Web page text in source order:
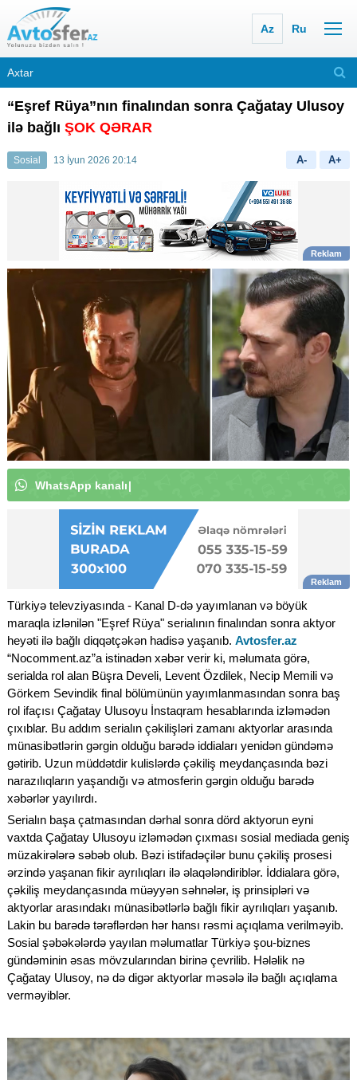
Az Ru
“Eşref Rüya”nın finalından sonra Çağatay Ulusoy
ilə bağlı ŞOK QƏRAR
Sosial 13 İyun 2026 20:14 A- A+
WhatsApp kanalım
Türkiyə televziyasında - Kanal D-də yayımlanan və böyük
maraqla izlənilən "Eşref Rüya" serialının finalından sonra aktyor
heyəti ilə bağlı diqqətçəkən hadisə yaşanıb. Avtosfer.az
“Nocomment.az”a istinadən xəbər verir ki, məlumata görə,
serialda rol alan Büşra Develi, Levent Özdilek, Necip Memili və
Görkem Sevindik final bölümünün yayımlanmasından sonra baş
rol ifaçısı Çağatay Ulusoyu İnstaqram hesablarında izləmədən
çıxıblar. Bu addım serialın çəkilişləri zamanı aktyorlar arasında
münasibətlərin gərgin olduğu barədə iddiaları yenidən gündəmə
gətirib. Uzun müddətdir kulislərdə çəkiliş meydançasında bəzi
narazılıqların yaşandığı və atmosferin gərgin olduğu barədə
xəbərlər yayılırdı.
Serialın başa çatmasından dərhal sonra dörd aktyorun eyni
vaxtda Çağatay Ulusoyu izləmədən çıxması sosial mediada geniş
müzakirələrə səbəb olub. Bəzi istifadəçilər bunu çəkiliş prosesi
ərzində yaşanan fikir ayrılıqları ilə əlaqələndiriblər. İddialara görə,
çəkiliş meydançasında müəyyən səhnələr, iş prinsipləri və
aktyorlar arasındakı münasibətlərlə bağlı fikir ayrılıqları yaşanıb.
Lakin bu barədə tərəflərdən hər hansı rəsmi açıqlama verilməyib.
Sosial şəbəkələrdə yayılan məlumatlar Türkiyə şou-biznes
gündəminin əsas mövzularından birinə çevrilib. Hələlik nə
Çağatay Ulusoy, nə də digər aktyorlar məsələ ilə bağlı açıqlama
verməyiblər.